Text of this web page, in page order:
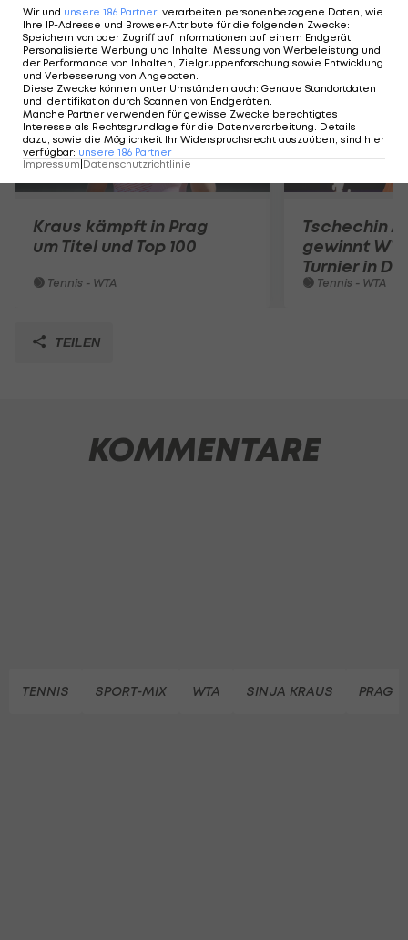
Mehr zum Thema
Kraus kämpft in Prag
um Titel und Top 100
Tennis - WTA
Tschechin
gewinnt
Turnier in
Tennis - WTA
TEILEN
KOMMENTARE
TENNIS SPORT-MIX WTA SINJA KRAUS PRAG
Wir und unsere 186 Partner verarbeiten personenbezogene Daten, wie
Ihre IP-Adresse und Browser-Attribute für die folgenden Zwecke:
Speichern von oder Zugriff auf Informationen auf einem Endgerät;
Personalisierte Werbung und Inhalte, Messung von Werbeleistung und
der Performance von Inhalten, Zielgruppenforschung sowie Entwicklung
und Verbesserung von Angeboten.
Diese Zwecke können unter Umständen auch: Genaue Standortdaten
und Identifikation durch Scannen von Endgeräten.
Manche Partner verwenden für gewisse Zwecke berechtigtes
Interesse als Rechtsgrundlage für die Datenverarbeitung. Details
dazu, sowie die Möglichkeit Ihr Widerspruchsrecht auszuüben, sind hier
verfügbar: unsere 186 Partner
Impressum Datenschutzrichtlinie